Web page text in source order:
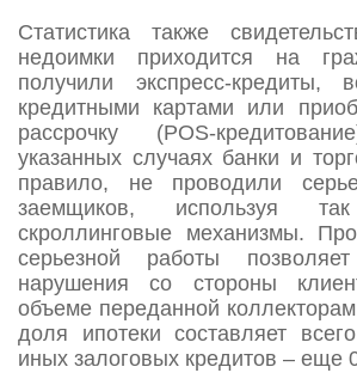
Статистика также
недоимки приходится на
получили экспресс-кредиты,
кредитными картами или
рассрочку (POS-
указанных случаях банки и
правило, не проводили
заемщиков, используя
скроллинговые механизмы.
серьезной работы
нарушения со стороны
объеме переданной
доля ипотеки составляет
иных залоговых кредитов – еще